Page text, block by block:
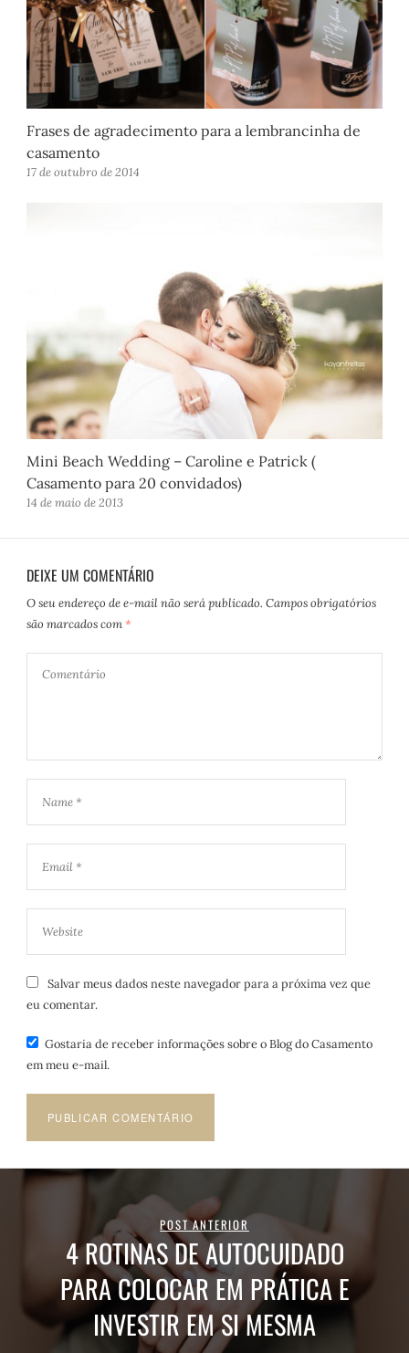
Frases de agradecimento para a lembrancinha de
casamento
17 de outubro de 2014
Mini Beach Wedding – Caroline e Patrick (
Casamento para 20 convidados)
14 de maio de 2013
DEIXE UM COMENTÁRIO
O seu endereço de e-mail não será publicado. Campos obrigatórios
são marcados com *
Salvar meus dados neste navegador para a próxima vez que
eu comentar.
Gostaria de receber informações sobre o Blog do Casamento
em meu e-mail.
POST ANTERIOR
4 ROTINAS DE AUTOCUIDADO
PARA COLOCAR EM PRÁTICA E
INVESTIR EM SI MESMA